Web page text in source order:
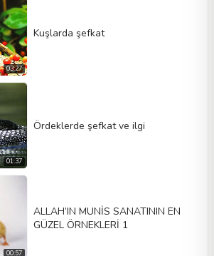
03:27
Kuşlarda şefkat
01:37
Ördeklerde şefkat ve ilgi
00:57
ALLAH’IN MUNİS SANATININ EN
GÜZEL ÖRNEKLERİ 1